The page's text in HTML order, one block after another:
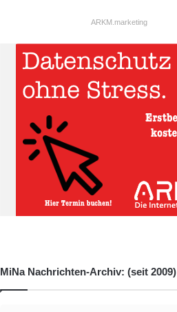
ARKM.marketing
MiNa Nachrichten-Archiv: (seit 2009)